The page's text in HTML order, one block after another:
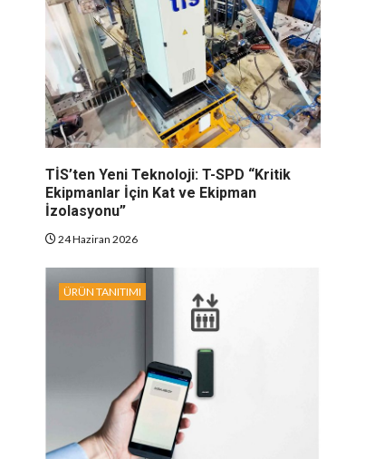
TİS’ten Yeni Teknoloji: T-SPD “Kritik
Ekipmanlar İçin Kat ve Ekipman
İzolasyonu”
24 Haziran 2026
ÜRÜN TANITIMI